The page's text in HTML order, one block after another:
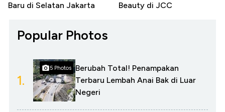
Baru di Selatan Jakarta
Beauty di JCC
Popular Photos
1.
5 Photos
Berubah Total! Penampakan
Terbaru Lembah Anai Bak di Luar
Negeri